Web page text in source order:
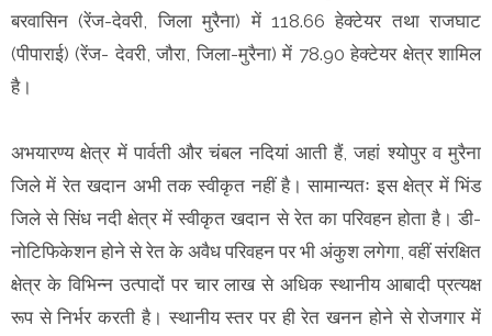
बरवासिन (रेंज-देवरी, जिला मुरैना) में 118.66 हेक्टेयर तथा राजघाट
(पीपाराई) (रेंज- देवरी, जौरा, जिला-मुरैना) में 78.90 हेक्टेयर क्षेत्र शामिल
है।
अभयारण्य क्षेत्र में पार्वती और चंबल नदियां आती हैं, जहां श्योपुर व मुरैना
जिले में रेत खदान अभी तक स्वीकृत नहीं है। सामान्यतः इस क्षेत्र में भिंड
जिले से सिंध नदी क्षेत्र में स्वीकृत खदान से रेत का परिवहन होता है। डी-
नोटिफिकेशन होने से रेत के अवैध परिवहन पर भी अंकुश लगेगा, वहीं संरक्षित
क्षेत्र के विभिन्न उत्पादों पर चार लाख से अधिक स्थानीय आबादी प्रत्यक्ष
रूप से निर्भर करती है। स्थानीय स्तर पर ही रेत खनन होने से रोजगार में